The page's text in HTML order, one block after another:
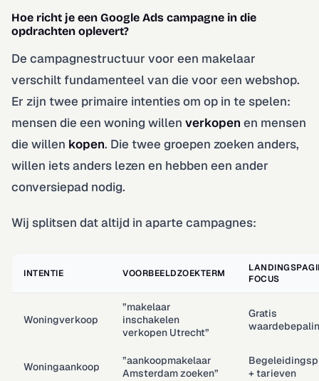
Hoe richt je een Google Ads campagne in die
opdrachten oplevert?
De campagnestructuur voor een makelaar
verschilt fundamenteel van die voor een webshop.
Er zijn twee primaire intenties om op in te spelen:
mensen die een woning willen verkopen en mensen
die willen kopen. Die twee groepen zoeken anders,
willen iets anders lezen en hebben een ander
conversiepad nodig.
Wij splitsen dat altijd in aparte campagnes:
INTENTIE VOORBEELDZOEKTERM
FOCUS
Woningverkoop
”makelaar
inschakelen
verkopen Utrecht”
Gratis
Woningaankoop
”aankoopmakelaar
Amsterdam zoeken”
+ tarieven